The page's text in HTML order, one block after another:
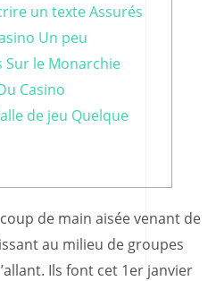
un texte Assurés
Un peu
Sur le Monarchie
Casino
de jeu Quelque
de main aisée venant de
au milieu de groupes
Ils font cet 1er janvier